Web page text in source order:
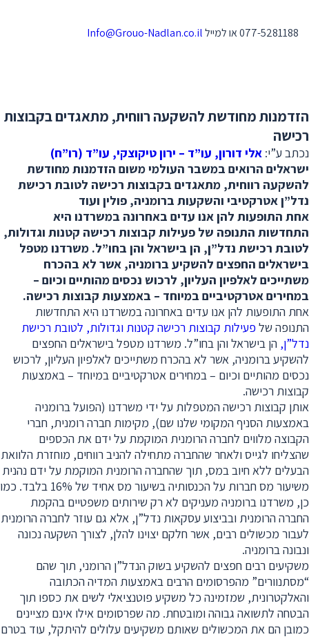
077-5281188 או למייל Info@Grouo-Nadlan.co.il
הזדמנות מחודשת להשקעה רווחית, מתאגדים בקבוצות
רכישה
נכתב ע”י: אלי דורון, עו”ד – ירון טיקוצקי, עו”ד (רו”ח)
ישראלים הרואים במשבר העולמי משום הזדמנות מחודשת
להשקעה רווחית, מתאגדים בקבוצות רכישה לטובת רכישת
נדל”ן אטרקטיבי והשקעות ברומניה, פולין ועוד
אחת התופעות להן אנו עדים באחרונה במשרדנו היא
התחדשות התנופה של פעילות קבוצות רכישה קטנות וגדולות,
לטובת רכישת נדל”ן, הן בישראל והן בחו”ל. משרדנו מטפל
בישראלים החפצים להשקיע ברומניה, אשר לא בהכרח
משתייכים לאלפיון העליון, לרכוש נכסים מהותיים וכיום –
במחירים אטרקטיביים במיוחד – באמצעות קבוצות רכישה.
אחת התופעות להן אנו עדים באחרונה במשרדנו היא התחדשות
התנופה שלפעילות קבוצות רכישה קטנות וגדולות, לטובת רכישת
נדל”ן, הן בישראל והן בחו”ל. משרדנו מטפל בישראלים החפצים
להשקיע ברומניה, אשר לא בהכרח משתייכים לאלפיון העליון, לרכוש
נכסים מהותיים וכיום – במחירים אטרקטיביים במיוחד – באמצעות
קבוצות רכישה.
אותן קבוצות רכישה המטפלות על ידי משרדנו (הפועל ברומניה
באמצעות הסניף המקומי שלנו שם), מקימות חברה רומנית, חברי
הקבוצה מלווים לחברה הרומנית המוקמת על ידם את הכספים
שהצליחו לגייס ולאחר שהחברה מתחילה להניב רווחים, מוחזרת הלוואת
הבעלים ללא חיוב במס, תוך שהחברה הרומנית המוקמת על ידם נהנית
משיעור מס חברות על הכנסותיה בשיעור מס אחיד של 16% בלבד. כמו
כן, משרדנו ברומניה מעניקים לא רק שירותים משפטיים בהקמת
החברה הרומנית ובביצוע עסקאות נדל”ן, אלא גם עוזר לחברה הרומנית
לעבור מכשולים רבים, אשר חלקם יצוינו להלן, לצורך השקעה נכונה
ונבונה ברומניה.
משקיעים רבים חפצים להשקיע בשוק הנדל”ן הרומני, תוך שהם
“מסתנוורים” מהפרסומים הרבים באמצעות המדיה הכתובה
והאלקטרונית, שמזמינה כל משקיע פוטנציאלי לשים את כספו תוך
הבטחה לתשואה גבוהה ומובטחת. מה שפרסומים אילו אינם מציינים
כמובן הם את המכשולים שאותם משקיעים עלולים להיתקל, עוד בטרם